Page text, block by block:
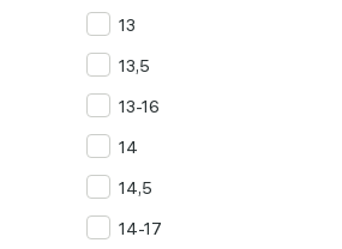
Цитрин
Янтарь
13
13,5
13-16
14
14,5
14-17